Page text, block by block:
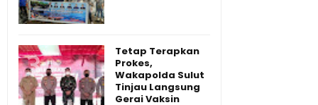
Tetap Terapkan
Prokes,
Wakapolda Sulut
Tinjau Langsung
Gerai Vaksin